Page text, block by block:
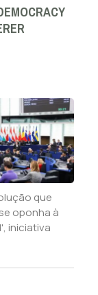
que
oponha à
iniciativa